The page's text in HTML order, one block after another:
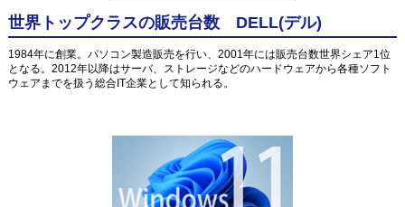
世界トップクラスの販売台数 DELL(デル)
1984年に創業。パソコン製造販売を行い、2001年には販売台数世界シェア1位
となる。2012年以降はサーバ、ストレージなどのハードウェアから各種ソフト
ウェアまでを扱う総合IT企業として知られる。